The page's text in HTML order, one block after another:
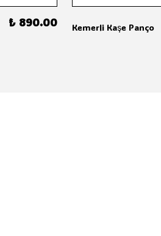
₺ 890.00 Kemerli Kaşe Panço